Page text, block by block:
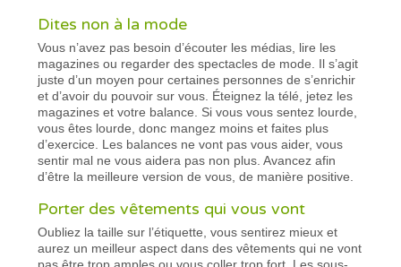
Dites non à la mode
Vous n’avez pas besoin d’écouter les médias, lire les
magazines ou regarder des spectacles de mode. Il s’agit
juste d’un moyen pour certaines personnes de s’enrichir
et d’avoir du pouvoir sur vous. Éteignez la télé, jetez les
magazines et votre balance. Si vous vous sentez lourde,
vous êtes lourde, donc mangez moins et faites plus
d’exercice. Les balances ne vont pas vous aider, vous
sentir mal ne vous aidera pas non plus. Avancez afin
d’être la meilleure version de vous, de manière positive.
Porter des vêtements qui vous vont
Oubliez la taille sur l’étiquette, vous sentirez mieux et
aurez un meilleur aspect dans des vêtements qui ne vont
pas être trop amples ou vous coller trop fort. Les sous-